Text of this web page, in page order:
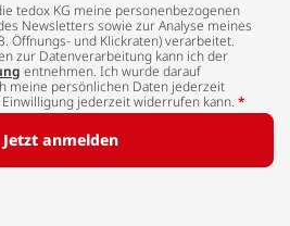
tedox KG meine personenbezogenen
Newsletters sowie zur Analyse meines
Öffnungs- und Klickraten) verarbeitet.
zur Datenverarbeitung kann ich der
entnehmen. Ich wurde darauf
meine persönlichen Daten jederzeit
jederzeit widerrufen kann. *
Jetzt anmelden